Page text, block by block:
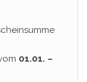
01.01. –